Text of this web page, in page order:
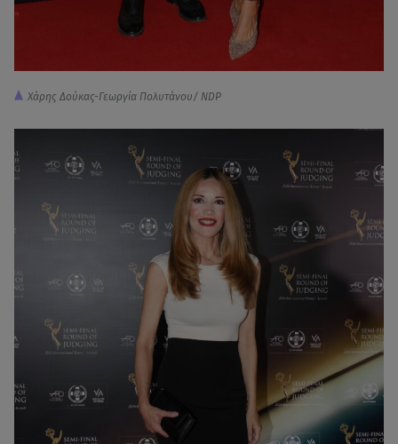
Χάρης Δούκας-Γεωργία Πολυτάνου/ NDP